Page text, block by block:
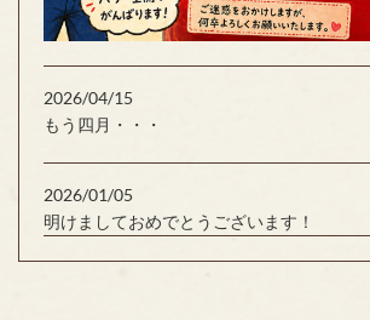
2026/04/15
もう四月・・・
2026/01/05
明けましておめでとうございます！